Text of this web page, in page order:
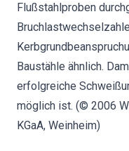
Flußstahlproben
Baustähle ähnlich.
erfolgreiche
möglich ist. (© 2006
KGaA, Weinheim)